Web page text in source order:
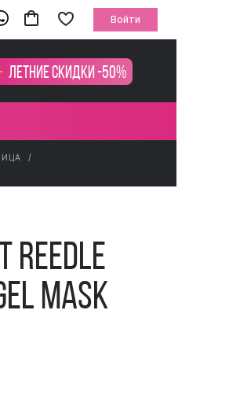
Войти
Летние скидки -50%
Reedle
Mask